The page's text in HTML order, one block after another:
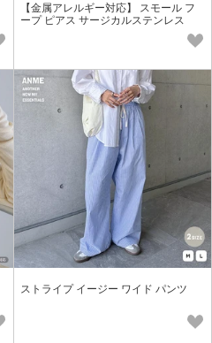
【金属アレルギー対応】 スモール フ
ープ ピアス サージカルステンレス
ストライプ イージー ワイド パンツ